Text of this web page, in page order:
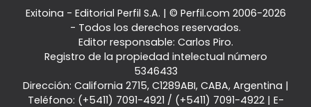
Exitoina - Editorial Perfil S.A. | © Perfil.com 2006-2026
- Todos los derechos reservados.
Editor responsable: Carlos Piro.
Registro de la propiedad intelectual número
5346433
Dirección: California 2715, C1289ABI, CABA, Argentina |
Teléfono: (+5411) 7091-4921 / (+5411) 7091-4922| E-